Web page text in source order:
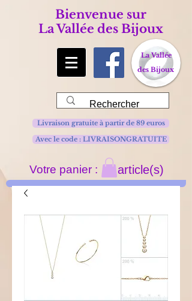
Bienvenue sur
La Vallée des Bijoux
La Vallée
des Bijoux
Avec le code : LIVRAISONGRATUITE
Livraison gratuite à partir de 89 euros
Votre panier : article(s)